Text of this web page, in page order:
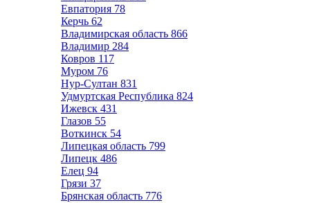
Евпатория 78
Керчь 62
Владимирская область 866
Владимир 284
Ковров 117
Муром 76
Нур-Султан 831
Удмуртская Республика 824
Ижевск 431
Глазов 55
Воткинск 54
Липецкая область 799
Липецк 486
Елец 94
Грязи 37
Брянская область 776